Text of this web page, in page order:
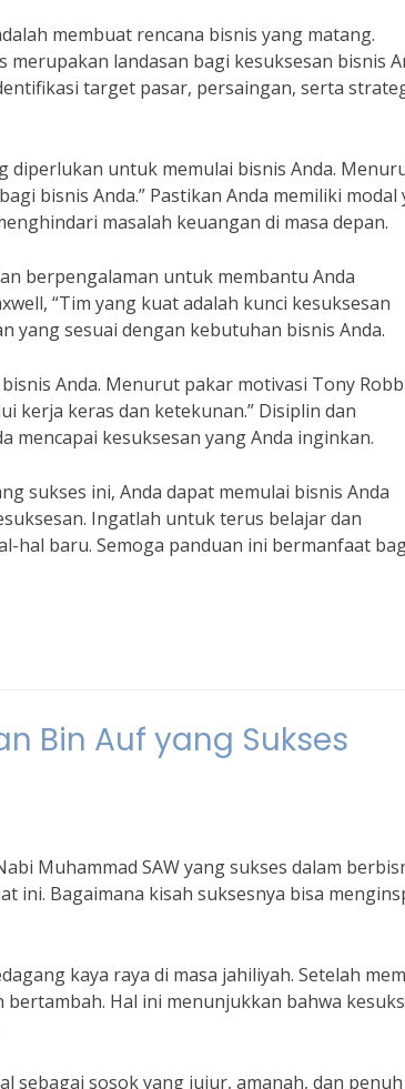
membuat rencana bisnis yang matang.
landasan bagi kesuksesan bisnis
target pasar, persaingan, serta
diperlukan untuk memulai bisnis Anda.
bisnis Anda.” Pastikan Anda memiliki modal
masalah keuangan di masa depan.
berpengalaman untuk membantu Anda
“Tim yang kuat adalah kunci kesuksesan
yang sesuai dengan kebutuhan bisnis Anda.
Anda. Menurut pakar motivasi Tony
kerja keras dan ketekunan.” Disiplin dan
mencapai kesuksesan yang Anda inginkan.
sukses ini, Anda dapat memulai bisnis Anda
Ingatlah untuk terus belajar dan
hal baru. Semoga panduan ini bermanfaat
Bin Auf yang Sukses
Muhammad SAW yang sukses dalam
ini. Bagaimana kisah suksesnya bisa
kaya raya di masa jahiliyah. Setelah
Hal ini menunjukkan bahwa
sebagai sosok yang jujur, amanah, dan penuh